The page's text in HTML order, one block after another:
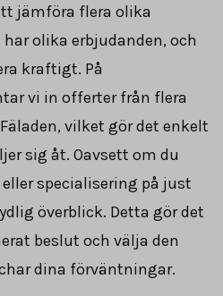
jämföra flera olika
olika erbjudanden, och
kraftigt. På
vi in offerter från flera
vilket gör det enkelt
sig åt. Oavsett om du
specialisering på just
överblick. Detta gör det
beslut och välja den
dina förväntningar.